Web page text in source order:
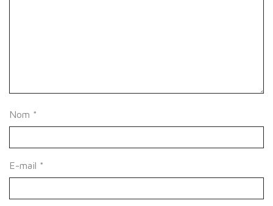
Nom *
E-mail *